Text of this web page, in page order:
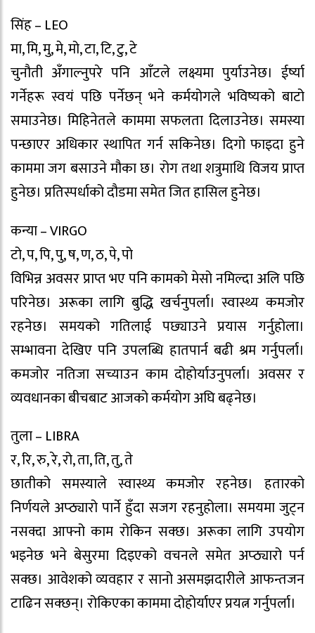
सिंह – LEO
मा, मि, मु, मे, मो, टा, टि, टु, टे
चुनौती अँगाल्नुपरे पनि आँटले लक्ष्यमा पुर्याउनेछ। ईर्ष्या
गर्नेहरू स्वयं पछि पर्नेछन् भने कर्मयोगले भविष्यको बाटो
समाउनेछ। मिहिनेतले काममा सफलता दिलाउनेछ। समस्या
पन्छाएर अधिकार स्थापित गर्न सकिनेछ। दिगो फाइदा हुने
काममा जग बसाउने मौका छ। रोग तथा शत्रुमाथि विजय प्राप्त
हुनेछ। प्रतिस्पर्धाको दौडमा समेत जित हासिल हुनेछ।
कन्या – VIRGO
टो, प, पि, पु, ष, ण, ठ, पे, पो
विभिन्न अवसर प्राप्त भए पनि कामको मेसो नमिल्दा अलि पछि
परिनेछ। अरूका लागि बुद्धि खर्चनुपर्ला। स्वास्थ्य कमजोर
रहनेछ। समयको गतिलाई पछ्याउने प्रयास गर्नुहोला।
सम्भावना देखिए पनि उपलब्धि हातपार्न बढी श्रम गर्नुपर्ला।
कमजोर नतिजा सच्याउन काम दोहोर्याउनुपर्ला। अवसर र
व्यवधानका बीचबाट आजको कर्मयोग अघि बढ्नेछ।
तुला – LIBRA
र, रि, रु, रे, रो, ता, ति, तु, ते
छातीको समस्याले स्वास्थ्य कमजोर रहनेछ। हतारको
निर्णयले अप्ठ्यारो पार्ने हुँदा सजग रहनुहोला। समयमा जुट्न
नसक्दा आफ्नो काम रोकिन सक्छ। अरूका लागि उपयोग
भइनेछ भने बेसुरमा दिइएको वचनले समेत अप्ठ्यारो पर्न
सक्छ। आवेशको व्यवहार र सानो असमझदारीले आफन्तजन
टाढिन सक्छन्। रोकिएका काममा दोहोर्याएर प्रयत्न गर्नुपर्ला।